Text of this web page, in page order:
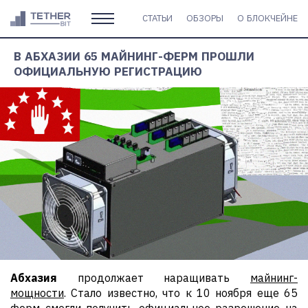
СТАТЬИ ОБЗОРЫ О БЛОКЧЕЙНЕ
В АБХАЗИИ 65 МАЙНИНГ-ФЕРМ ПРОШЛИ
ОФИЦИАЛЬНУЮ РЕГИСТРАЦИЮ
Абхазия продолжает наращивать майнинг-
мощности. Стало известно, что к 10 ноября еще 65